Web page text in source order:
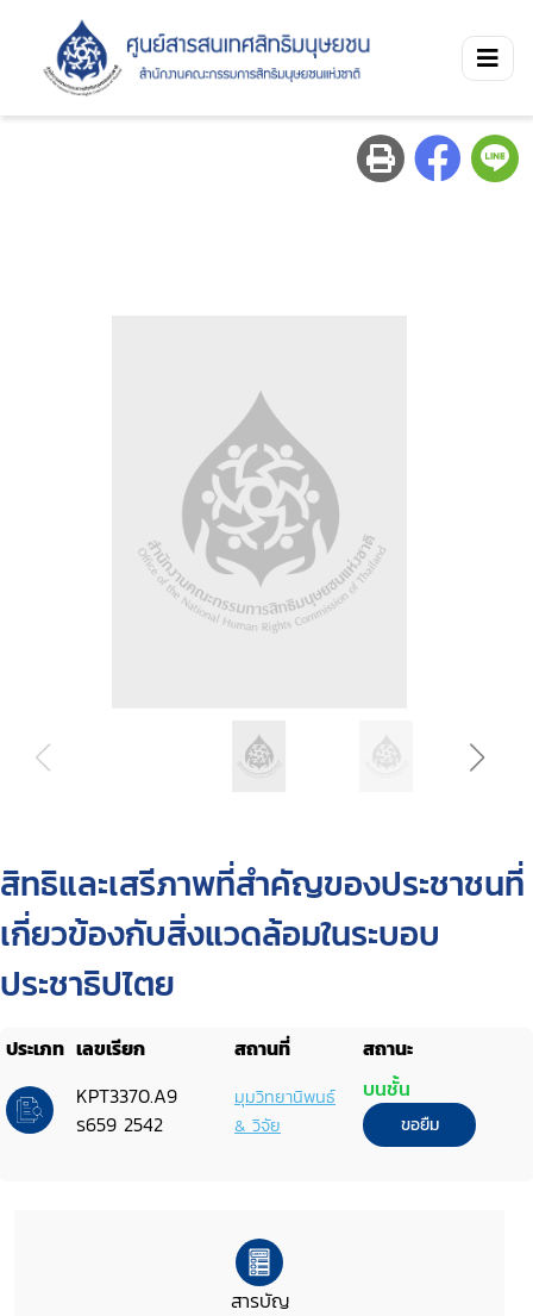
สิทธิและเสรีภาพที่สำคัญของประชาชนที่
เกี่ยวข้องกับสิ่งแวดล้อมในระบอบ
ประชาธิปไตย
ประเภท เลขเรียก สถานที่
สถานะ
KPT3370.A9
ร659 2542
มุมวิทยานิพนธ์
& วิจัย
บนชั้น
ขอยืม
สารบัญ